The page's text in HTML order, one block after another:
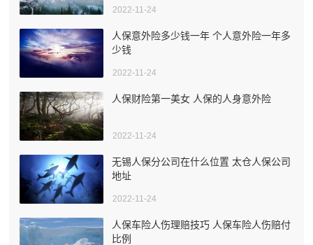
2022-11-24
人保意外险多少钱一年 个人意外险一年多
少钱
2022-11-24
人保财险第一美女 人保的人身意外险
2022-11-24
无锡人保分公司在什么位置 太仓人保公司
地址
2022-11-24
人保车险人伤理赔技巧 人保车险人伤赔付
比例